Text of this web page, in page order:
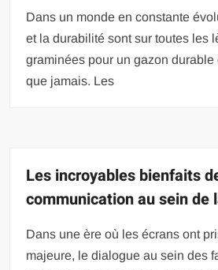
Dans un monde en constante
et la durabilité sont sur toutes les
graminées pour un gazon durable
que jamais. Les
Les incroyables bienfaits
communication au sein de
Dans une ère où les écrans ont
majeure, le dialogue au sein des